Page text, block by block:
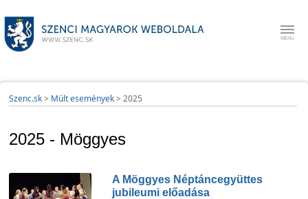
Szenc.sk> Múlt események> 2025
2025 - Möggyes
A Möggyes Néptáncegyüttes
jubileumi előadása